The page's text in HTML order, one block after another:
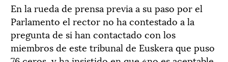
En la rueda de prensa previa a su paso por el
Parlamento el rector no ha contestado a la
pregunta de si han contactado con los
miembros de este tribunal de Euskera que puso